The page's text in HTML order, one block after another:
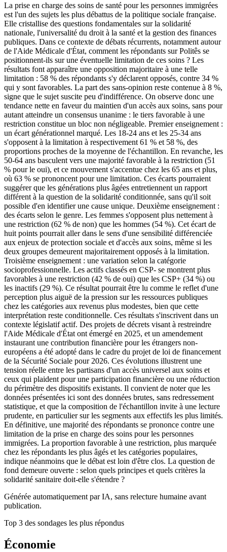
La prise en charge des soins de santé pour les personnes immigrées
est l'un des sujets les plus débattus de la politique sociale française.
Elle cristallise des questions fondamentales sur la solidarité
nationale, l'universalité du droit à la santé et la gestion des finances
publiques. Dans ce contexte de débats récurrents, notamment autour
de l'Aide Médicale d'État, comment les répondants sur Politês se
positionnent-ils sur une éventuelle limitation de ces soins ? Les
résultats font apparaître une opposition majoritaire à une telle
limitation : 58 % des répondants s'y déclarent opposés, contre 34 %
qui y sont favorables. La part des sans-opinion reste contenue à 8 %,
signe que le sujet suscite peu d'indifférence. On observe donc une
tendance nette en faveur du maintien d'un accès aux soins, sans pour
autant atteindre un consensus unanime : le tiers favorable à une
restriction constitue un bloc non négligeable. Premier enseignement :
un écart générationnel marqué. Les 18-24 ans et les 25-34 ans
s'opposent à la limitation à respectivement 61 % et 58 %, des
proportions proches de la moyenne de l'échantillon. En revanche, les
50-64 ans basculent vers une majorité favorable à la restriction (51
% pour le oui), et ce mouvement s'accentue chez les 65 ans et plus,
où 63 % se prononcent pour une limitation. Ces écarts pourraient
suggérer que les générations plus âgées entretiennent un rapport
différent à la question de la solidarité conditionnée, sans qu'il soit
possible d'en identifier une cause unique. Deuxième enseignement :
des écarts selon le genre. Les femmes s'opposent plus nettement à
une restriction (62 % de non) que les hommes (54 %). Cet écart de
huit points pourrait aller dans le sens d'une sensibilité différenciée
aux enjeux de protection sociale et d'accès aux soins, même si les
deux groupes demeurent majoritairement opposés à la limitation.
Troisième enseignement : une variation selon la catégorie
socioprofessionnelle. Les actifs classés en CSP- se montrent plus
favorables à une restriction (42 % de oui) que les CSP+ (34 %) ou
les inactifs (29 %). Ce résultat pourrait être lu comme le reflet d'une
perception plus aiguë de la pression sur les ressources publiques
chez les catégories aux revenus plus modestes, bien que cette
interprétation reste conditionnelle. Ces résultats s'inscrivent dans un
contexte législatif actif. Des projets de décrets visant à restreindre
l'Aide Médicale d'État ont émergé en 2025, et un amendement
instaurant une contribution financière pour les étrangers non-
européens a été adopté dans le cadre du projet de loi de financement
de la Sécurité Sociale pour 2026. Ces évolutions illustrent une
tension réelle entre les partisans d'un accès universel aux soins et
ceux qui plaident pour une participation financière ou une réduction
du périmètre des dispositifs existants. Il convient de noter que les
données présentées ici sont des données brutes, sans redressement
statistique, et que la composition de l'échantillon invite à une lecture
prudente, en particulier sur les segments aux effectifs les plus limités.
En définitive, une majorité des répondants se prononce contre une
limitation de la prise en charge des soins pour les personnes
immigrées. La proportion favorable à une restriction, plus marquée
chez les répondants les plus âgés et les catégories populaires,
indique néanmoins que le débat est loin d'être clos. La question de
fond demeure ouverte : selon quels principes et quels critères la
solidarité sanitaire doit-elle s'étendre ?
Générée automatiquement par IA, sans relecture humaine avant
publication.
Top 3 des sondages les plus répondus
Économie